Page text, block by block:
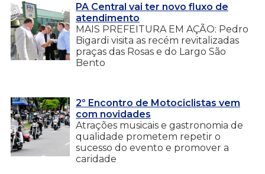
PA Central vai ter novo fluxo de
atendimento
MAIS PREFEITURA EM AÇÃO: Pedro
Bigardi visita as recém revitalizadas
praças das Rosas e do Largo São
Bento
2º Encontro de Motociclistas vem
com novidades
Atrações musicais e gastronomia de
qualidade prometem repetir o
sucesso do evento e promover a
caridade